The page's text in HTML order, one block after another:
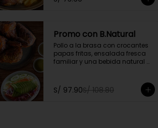
Promo con B.Natural
Pollo a la brasa con crocantes
papas fritas, ensalada fresca
familiar y una bebida natural
Promoción exclusiva para llevar
o delivery
S/ 97.90S/ 108.80